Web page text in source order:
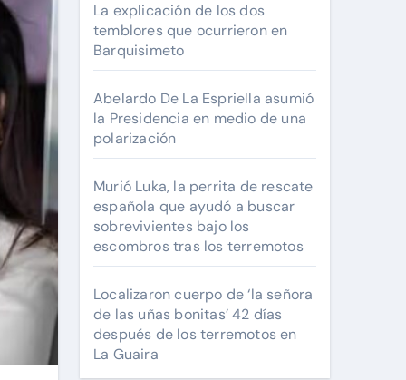
La explicación de los dos
temblores que ocurrieron en
Barquisimeto
Abelardo De La Espriella asumió
la Presidencia en medio de una
polarización
Murió Luka, la perrita de rescate
española que ayudó a buscar
sobrevivientes bajo los
escombros tras los terremotos
Localizaron cuerpo de ‘la señora
de las uñas bonitas’ 42 días
después de los terremotos en
La Guaira